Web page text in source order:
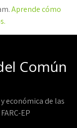
Aprende cómo
Común
económica de las
EP